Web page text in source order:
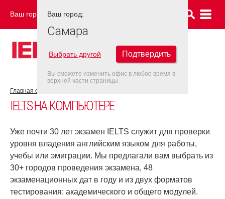
Ваш город: САМАРА
Главная страница
IELTS НА КОМПЬЮТЕРЕ
Уже почти 30 лет экзамен IELTS служит для проверки
уровня владения английским языком для работы,
учебы или эмиграции. Мы предлагали вам выбрать из
30+ городов проведения экзамена, 48
экзаменационных дат в году и из двух форматов
тестирования: академического и общего модулей.
Ваш город:
Самара
Выбрать другой Подтвердить
Вы сможете изменить офис в любое время в
верхней части страницы